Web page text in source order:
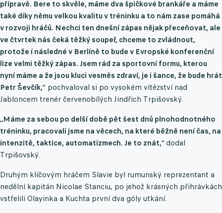
přípravě. Bere to skvěle, máme dva špičkové brankáře a máme
také díky němu velkou kvalitu v tréninku a to nám zase pomáhá
v rozvoji hráčů. Nechci ten dnešní zápas nějak přeceňovat, ale
ve čtvrtek nás čeká těžký soupeř, chceme to zvládnout,
protože í následné v Berlíně to bude v Evropské konferenční
lize velmi těžký zápas. Jsem rád za sportovní formu, kterou
nyní máme a že jsou kluci vesměs zdraví, je i šance, že bude hrát
Petr Ševčík,“ pochvaloval si po vysokém vítězství nad
Jabloncem trenér červenobílých Jindřich Trpišovský.
„Máme za sebou po delší době pět šest dnů plnohodnotného
tréninku, pracovali jsme na věcech, na které běžně není čas, na
intenzitě, taktice, automatizmech. Je to znát,“ dodal
Trpišovský.
Druhým klíčovým hráčem Slavie byl rumunský reprezentant a
nedělní kapitán Nicolae Stanciu, po jehož krásných přihrávkách
vstřelili Olayinka a Kuchta první dva góly utkání.